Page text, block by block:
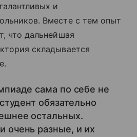
и
Вместе с тем опыт
что дальнейшая
складывается
сама по себе не
обязательно
остальных.
очень разные, и их